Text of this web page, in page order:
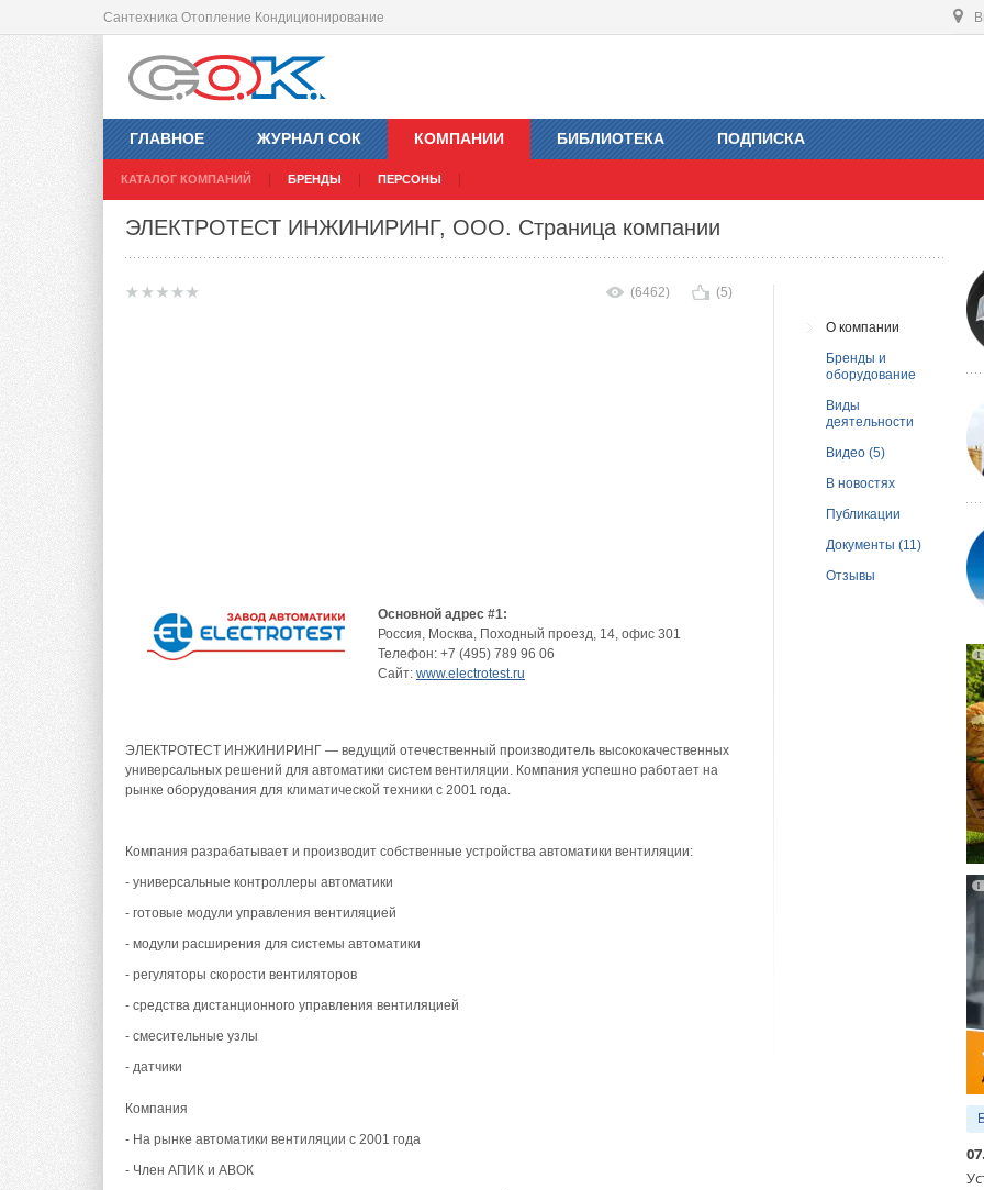
Сантехника Отопление Кондиционирование
ГЛАВНОЕ ЖУРНАЛ СОК КОМПАНИИ
КАТАЛОГ КОМПАНИЙ БРЕНДЫ ПЕРСОНЫ
БИБЛИОТЕКА ПОДПИСКА
ЭЛЕКТРОТЕСТ ИНЖИНИРИНГ, ООО. Страница компании
О компании
Бренды и
оборудование
Виды
деятельности
Видео (5)
В новостях
Публикации
Документы (11)
Отзывы
(6462) (5)
Основной адрес #1:
Россия, Москва, Походный проезд, 14, офис 301
Телефон: +7 (495) 789 96 06
Сайт: www.electrotest.ru
ЭЛЕКТРОТЕСТ ИНЖИНИРИНГ — ведущий отечественный производитель высококачественных
универсальных решений для автоматики систем вентиляции. Компания успешно работает на
рынке оборудования для климатической техники с 2001 года.
Компания разрабатывает и производит собственные устройства автоматики вентиляции:
- универсальные контроллеры автоматики
- готовые модули управления вентиляцией
- модули расширения для системы автоматики
- регуляторы скорости вентиляторов
- средства дистанционного управления вентиляцией
- смесительные узлы
- датчики
Компания
- На рынке автоматики вентиляции с 2001 года
- Член АПИК и АВОК